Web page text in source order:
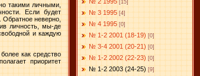
такими личными,
Если будет
Обратное неверно,
личность, мы-де
и каждую
как средство
приоритет
[15]
№ 3 1995 [4]
№ 4 1995 [0]
№ 1-2 2001 (18-19) [0]
№ 3-4 2001 (20-21) [0]
№ 1-2 2002 (22-23) [0]
№ 1-2 2003 (24-25) [9]